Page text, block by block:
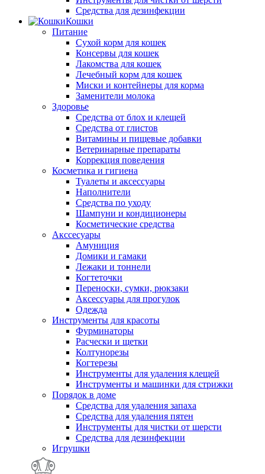
Средства для дезинфекции
Кошки
Питание
Сухой корм для кошек
Консервы для кошек
Лакомства для кошек
Лечебный корм для кошек
Миски и контейнеры для корма
Заменители молока
Здоровье
Средства от блох и клещей
Средства от глистов
Витамины и пищевые добавки
Ветеринарные препараты
Коррекция поведения
Косметика и гигиена
Туалеты и аксессуары
Наполнители
Средства по уходу
Шампуни и кондиционеры
Косметические средства
Акссесуары
Амуниция
Домики и гамаки
Лежаки и тоннели
Когтеточки
Переноски, сумки, рюкзаки
Аксессуары для прогулок
Одежда
Инструменты для красоты
Фурминаторы
Расчески и щетки
Колтунорезы
Когтерезы
Инструменты для удаления клещей
Инструменты и машинки для стрижки
Порядок в доме
Средства для удаления запаха
Средства для удаления пятен
Инструменты для чистки от шерсти
Средства для дезинфекции
Игрушки